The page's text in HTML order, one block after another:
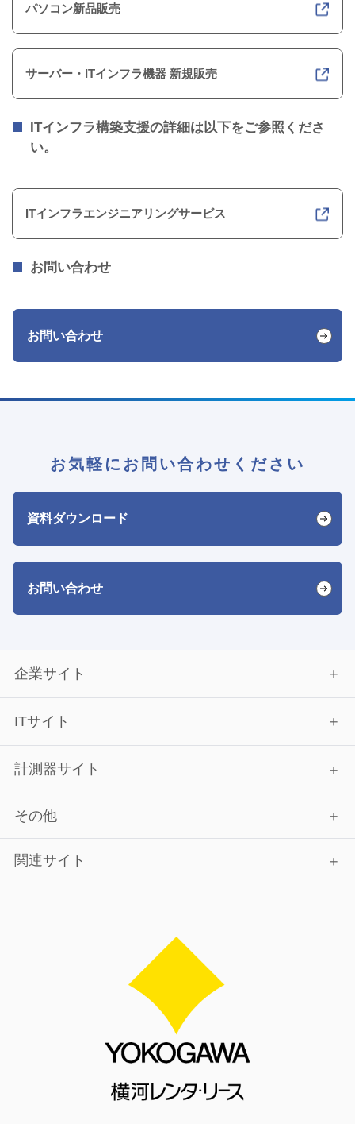
パソコン新品販売
サーバー・ITインフラ機器 新規販売
ITインフラ構築支援の詳細は以下をご参照くださ
い。
ITインフラエンジニアリングサービス
お問い合わせ
お問い合わせ
お気軽にお問い合わせください
資料ダウンロード
お問い合わせ
企業サイト
ITサイト
計測器サイト
その他
関連サイト